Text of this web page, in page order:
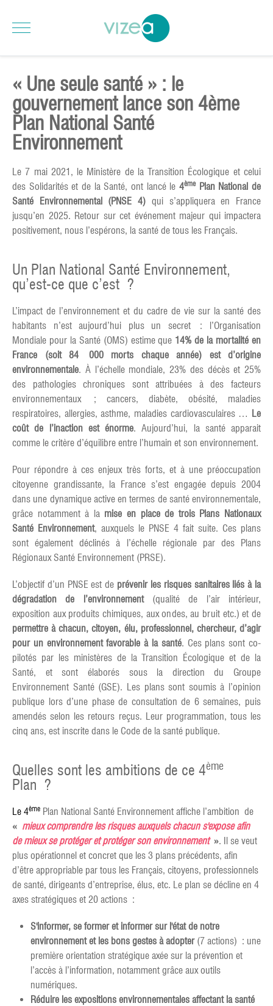
« Une seule santé » : le
gouvernement lance son 4ème
Plan National Santé
Environnement
Le 7 mai 2021, le Ministère de la Transition Écologique et celui
des Solidarités et de la Santé, ont lancé le 4èmePlan National de
Santé Environnemental (PNSE 4) qui s’appliquera en France
jusqu’en 2025. Retour sur cet événement majeur qui impactera
positivement, nous l’espérons, la santé de tous les Français.
Un Plan National Santé Environnement,
qu’est-ce que c’est ?
L’impact de l’environnement et du cadre de vie sur la santé des
habitants n’est aujourd’hui plus un secret : l’Organisation
Mondiale pour la Santé (OMS) estime que 14% de la mortalité en
France (soit 84 000 morts chaque année) est d’origine
environnementale. À l’échelle mondiale, 23% des décès et 25%
des pathologies chroniques sont attribuées à des facteurs
environnementaux ; cancers, diabète, obésité, maladies
respiratoires, allergies, asthme, maladies cardiovasculaires … Le
coût de l’inaction est énorme. Aujourd’hui, la santé apparait
comme le critère d’équilibre entre l’humain et son environnement.
Pour répondre à ces enjeux très forts, et à une préoccupation
citoyenne grandissante, la France s’est engagée depuis 2004
dans une dynamique active en termes de santé environnementale,
grâce notamment à la mise en place de trois Plans Nationaux
Santé Environnement, auxquels le PNSE 4 fait suite. Ces plans
sont également déclinés à l’échelle régionale par des Plans
Régionaux Santé Environnement (PRSE).
L’objectif d’un PNSE est de prévenir les risques sanitaires liés à la
dégradation de l’environnement (qualité de l’air intérieur,
exposition aux produits chimiques, aux ondes, au bruit etc.) et de
permettre à chacun, citoyen, élu, professionnel, chercheur, d’agir
pour un environnement favorable à la santé. Ces plans sont co-
pilotés par les ministères de la Transition Écologique et de la
Santé, et sont élaborés sous la direction du Groupe
Environnement Santé (GSE). Les plans sont soumis à l’opinion
publique lors d’une phase de consultation de 6 semaines, puis
amendés selon les retours reçus. Leur programmation, tous les
cinq ans, est inscrite dans le Code de la santé publique.
Quelles sont les ambitions de ce 4ème
Plan ?
Le 4ème Plan National Santé Environnement affiche l’ambition de
« mieux comprendre les risques auxquels chacun s'expose afin
de mieux se protéger et protéger son environnement». Il se veut
plus opérationnel et concret que les 3 plans précédents, afin
d’être appropriable par tous les Français, citoyens, professionnels
de santé, dirigeants d’entreprise, élus, etc. Le plan se décline en 4
axes stratégiques et 20 actions :
S'informer, se former et informer sur l'état de notre
environnement et les bons gestes à adopter(7 actions) : une
première orientation stratégique axée sur la prévention et
l’accès à l’information, notamment grâce aux outils
numériques.
Réduire les expositions environnementales affectant la santé